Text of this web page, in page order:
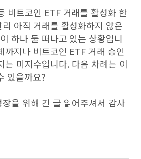
비트코인 ETF 거래를 활성화 한
아직 거래를 활성화하지 않은
하나 둘 떠나고 있는 상황입니
까지나 비트코인 ETF 거래 승인
는 미지수입니다. 다음 차례는 이
있을까요?
을 위해 긴 글 읽어주셔서 감사